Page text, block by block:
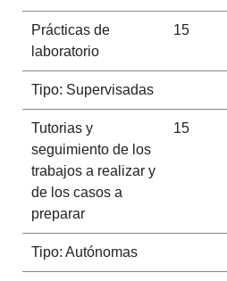
Prácticas de
laboratorio
15
Tipo: Supervisadas
Tutorias y
seguimiento de los
trabajos a realizar y
de los casos a
preparar
15
Tipo: Autónomas